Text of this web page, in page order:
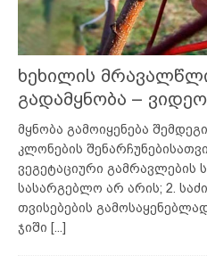
ხეხილის
გადამყნობა –
მყნობა გამოიყენება
კლონების
ვეგეტაციური გამრავლების
სასარგებლო არ არის; 2.
თვისებების
ჯიში [...]